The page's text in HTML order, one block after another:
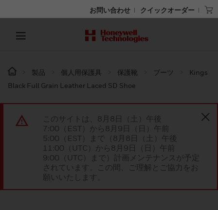
お問い合わせ クイックオーダー
製品 個人用保護具 保護靴 ブーツ
Kings
Black Full Grain Leather Laced SD Shoe
このサイトは、8月8日（土）午後
7:00（EST）から8月9日（日）午前
5:00（EST）まで（8月8日（土）午後
11:00（UTC）から8月9日（日）午前
9:00（UTC）まで）計画メンテナンスが予定
されています。この間、ご理解とご協力をお
願いいたします。